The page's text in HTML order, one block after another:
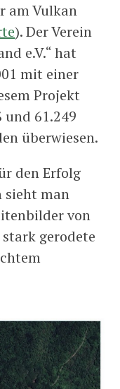
am Vulkan
). Der Verein
e.V.“ hat
mit einer
Projekt
und 61.249
überwiesen.
den Erfolg
sieht man
von
gerodete